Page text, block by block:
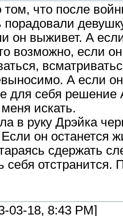
что после
порадовали
он выживет. А
возможно, если
А если
для себя решение
искать.
в руку Дрэйка
он останется
сдержать
себя
03-18, 8:43 PM]